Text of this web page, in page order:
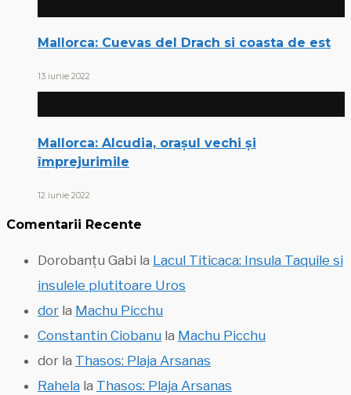
Mallorca: Cuevas del Drach si coasta de est
13 iunie 2022
Mallorca: Alcudia, orașul vechi și
împrejurimile
12 iunie 2022
Comentarii Recente
Dorobanțu Gabi la Lacul Titicaca: Insula Taquile si
insulele plutitoare Uros
dor la Machu Picchu
Constantin Ciobanu la Machu Picchu
dor la Thasos: Plaja Arsanas
Rahela la Thasos: Plaja Arsanas